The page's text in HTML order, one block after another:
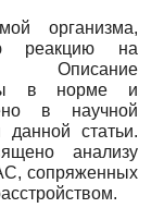
организма,
реакцию на
Описание
в норме и
в научной
статьи.
анализу
сопряженных